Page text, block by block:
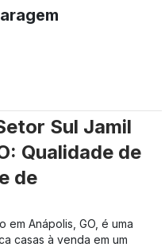
Sul Jamil
Qualidade de
de
em Anápolis, GO, é uma
casas à venda em um